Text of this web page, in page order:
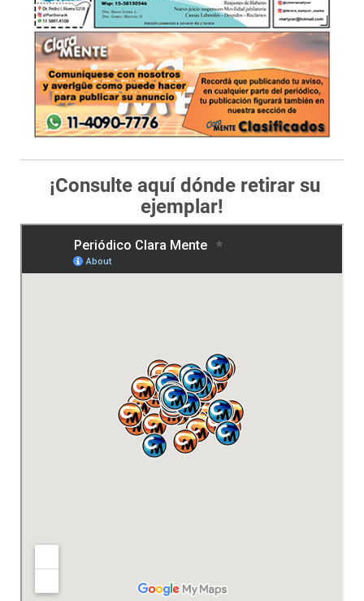
¡Consulte aquí dónde retirar su
ejemplar!